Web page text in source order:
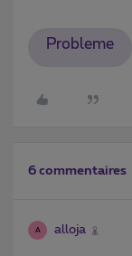
Probleme
6 commentaires
A alloja